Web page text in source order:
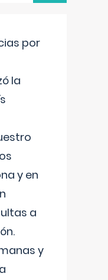
por
la
y en
a
y